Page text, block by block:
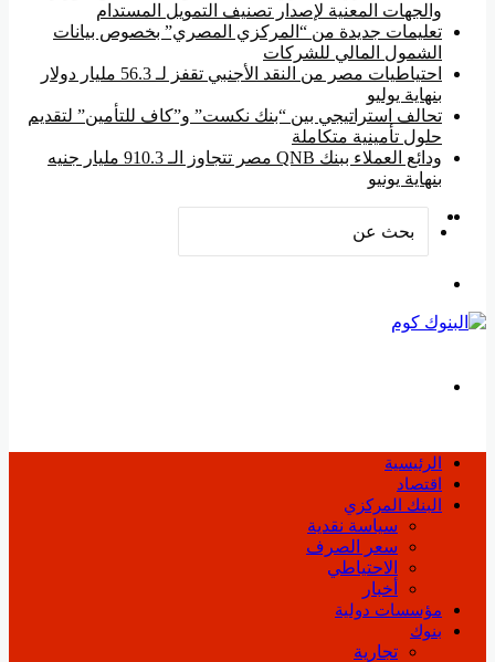
والجهات المعنية لإصدار تصنيف التمويل المستدام
تعليمات جديدة من “المركزي المصري” بخصوص بيانات
الشمول المالي للشركات
احتياطيات مصر من النقد الأجنبي تقفز لـ 56.3 مليار دولار
بنهاية يوليو
تحالف استراتيجي بين “بنك نكست” و”كاف للتأمين” لتقديم
حلول تأمينية متكاملة
ودائع العملاء ببنك QNB مصر تتجاوز الـ 910.3 مليار جنيه
بنهاية يونيو
فيسبوك
‫YouTube
القائمة
بحث
الرئيسية
اقتصاد
البنك المركزي
سياسة نقدية
سعر الصرف
الاحتياطي
أخبار
مؤسسات دولية
بنوك
تجارية